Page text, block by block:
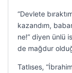
“Devlete
kazandım,
ne!” diyen ünlü
de mağdur
Tatlıses,